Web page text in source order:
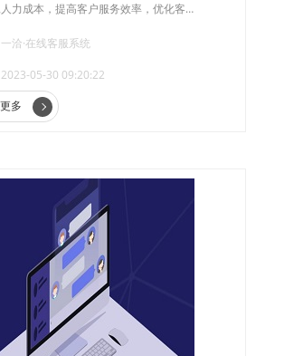
力成本，提高客户服务效率，优化客
带来了一种新的可能性。
洽·在线客服系统
05-30 09:20:22
多